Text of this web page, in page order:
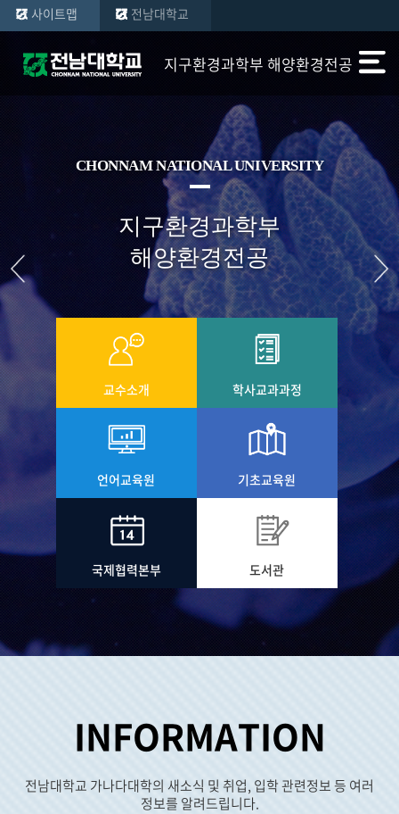
사이트맵 전남대학교
지구환경과학부 해양환경전공
CHONNAM NATIONAL UNIVERSITY
지구환경과학부
해양환경전공
교수소개 학사교과과정
언어교육원 기초교육원
국제협력본부 도서관
INFORMATION
전남대학교 가나다대학의 새소식 및 취업, 입학 관련정보 등 여러
정보를 알려드립니다.